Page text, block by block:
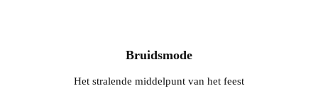
Bruidsmode
Het stralende middelpunt van het feest